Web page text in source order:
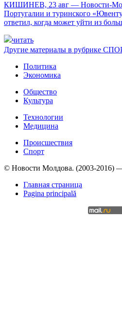
КИШИНЕВ, 23 авг — Новости-
Португалии и туринского
ответил, когда может уйти из
читать
Другие материалы в рубрике
Политика
Экономика
Общество
Культура
Технологии
Медицина
Происшествия
Спорт
© Новости Молдова. (2003-2016)
Главная страница
Pagina principală